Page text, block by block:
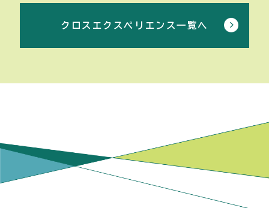
クロスエクスペリエンス一覧へ